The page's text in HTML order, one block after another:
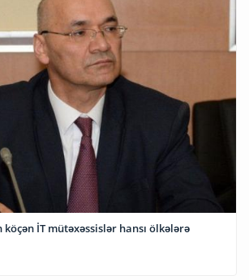
köçən İT mütəxəssislər hansı ölkələrə